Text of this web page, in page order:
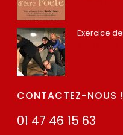
Exercice
CONTACTEZ-NOUS !
01 47 46 15 63